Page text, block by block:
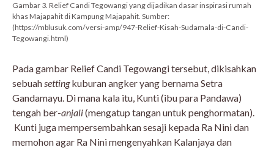
Gambar 3. Relief Candi Tegowangi yang dijadikan dasar inspirasi rumah
khas Majapahit di Kampung Majapahit. Sumber:
(https://mblusuk.com/versi-amp/947-Relief-Kisah-Sudamala-di-Candi-
Tegowangi.html)
Pada gambar Relief Candi Tegowangi tersebut, dikisahkan
sebuahsettingkuburan angker yang bernama Setra
Gandamayu. Di mana kala itu, Kunti (ibu para Pandawa)
tengah ber-anjali(mengatup tangan untuk penghormatan).
Kunti juga mempersembahkan sesaji kepada Ra Nini dan
memohon agar Ra Nini mengenyahkan Kalanjaya dan